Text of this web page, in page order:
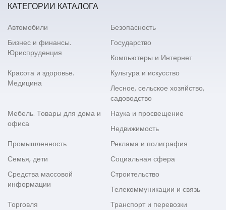
КАТЕГОРИИ КАТАЛОГА
Автомобили
Безопасность
Бизнес и финансы.
Юриспруденция
Государство
Компьютеры и Интернет
Красота и здоровье.
Медицина
Культура и искусство
Лесное, сельское хозяйство,
садоводство
Мебель. Товары для дома и
офиса
Наука и просвещение
Недвижимость
Промышленность
Реклама и полиграфия
Семья, дети
Социальная сфера
Средства массовой
информации
Строительство
Телекоммуникации и связь
Торговля
Транспорт и перевозки